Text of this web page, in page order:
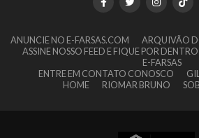
ANUNCIE NO E-FARSAS.COM ARQUIVÃO
ASSINE NOSSO FEED E FIQUE POR
E-FARSAS
ENTRE EM CONTATO CONOSCO
HOME
RIOMAR BRUNO